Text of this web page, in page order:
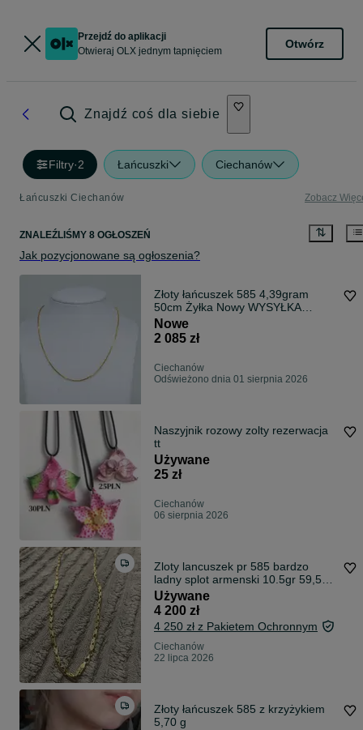
Przejdź do aplikacji
Otwieraj OLX jednym tapnięciem
Otwórz
Znajdź coś dla siebie
Filtry·2 Łańcuszki Ciechanów
Łańcuszki Ciechanów Zobacz
ZNALEŹLIŚMY 8 OGŁOSZEŃ
Jak pozycjonowane są ogłoszenia?
Złoty łańcuszek 585 4,39gram
50cm Żyłka Nowy WYSYŁKA
GRATIS
Nowe
2 085 zł
Ciechanów
Odświeżono dnia 01 sierpnia 2026
Naszyjnik rozowy zolty rezerwacja
tt
Używane
25 zł
Ciechanów
06 sierpnia 2026
Zloty lancuszek pr 585 bardzo
ladny splot armenski 10.5gr 59,5cm
dmuchany masywny wyglad (
galibardi krolewski ankier
ormianski)
Używane
4 200 zł
4 250 zł z Pakietem Ochronnym
Ciechanów
22 lipca 2026
Złoty łańcuszek 585 z krzyżykiem
5,70 g